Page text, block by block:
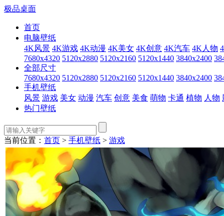
极品桌面
首页
电脑壁纸
4K风景 4K游戏 4K动漫 4K美女 4K创意 4K汽车 4K人物
7680x4320 5120x2880 5120x2160 5120x1440 3840x2400
全部尺寸
7680x4320 5120x2880 5120x2160 5120x1440 3840x2400
手机壁纸
风景 游戏 美女 动漫 汽车 创意 美食 萌物 卡通 植物 人物
热门壁纸
当前位置： 首页 > 手机壁纸 > 游戏